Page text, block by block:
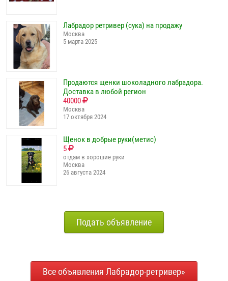
Лабрадор ретривер (сука) на продажу
Москва
5 марта 2025
Продаются щенки шоколадного лабрадора.
Доставка в любой регион
40000
Москва
17 октября 2024
Щенок в добрые руки(метис)
5
отдам в хорошие руки
Москва
26 августа 2024
Подать объявление
Все объявления Лабрадор-ретривер»